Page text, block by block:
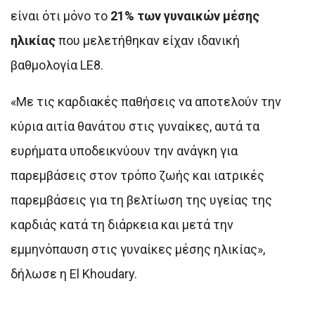
είναι ότι μόνο το 21% των γυναικών μέσης
ηλικίαςπου μελετήθηκαν είχαν ιδανική
βαθμολογία LE8.
«Με τις καρδιακές παθήσεις να αποτελούν την
κύρια αιτία θανάτου στις γυναίκες, αυτά τα
ευρήματα υποδεικνύουν την ανάγκη για
παρεμβάσεις στον τρόπο ζωής και ιατρικές
παρεμβάσεις για τη βελτίωση της υγείας της
καρδιάς κατά τη διάρκεια και μετά την
εμμηνόπαυση στις γυναίκες μέσης ηλικίας»,
δήλωσε η El Khoudary.